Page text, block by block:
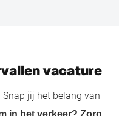
vacature
Snap jij het belang van
in het verkeer? Zorg